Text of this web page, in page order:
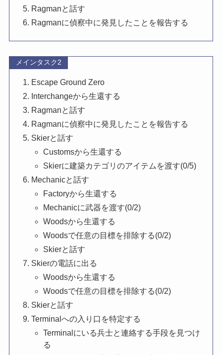
Ragmanと話す
Ragmanに偵察中に発見したことを報告する
メインタスク2
Escape Ground Zero
Interchangeから生還する
Ragmanと話す
Ragmanに偵察中に発見したことを報告する
Skierと話す
Customsから生還する
Skierに建築カテゴリのアイテムを渡す(0/5)
Mechanicと話す
Factoryから生還する
Mechanicに武器を渡す(0/2)
Woodsから生還する
Woodsで任意の目標を排除する(0/2)
Skierと話す
Skierの電話に出る
Woodsから生還する
Woodsで任意の目標を排除する(0/2)
Skierと話す
Terminalへの入り口を特定する
Terminalにいる兵士と連絡する手段を見つけ
る